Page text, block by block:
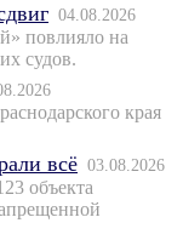
04.08.2026
повлияло на
судов.
края
всё 03.08.2026
объекта